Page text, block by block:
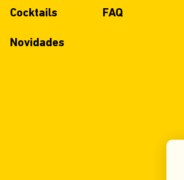
Cocktails
Novidades
FAQ